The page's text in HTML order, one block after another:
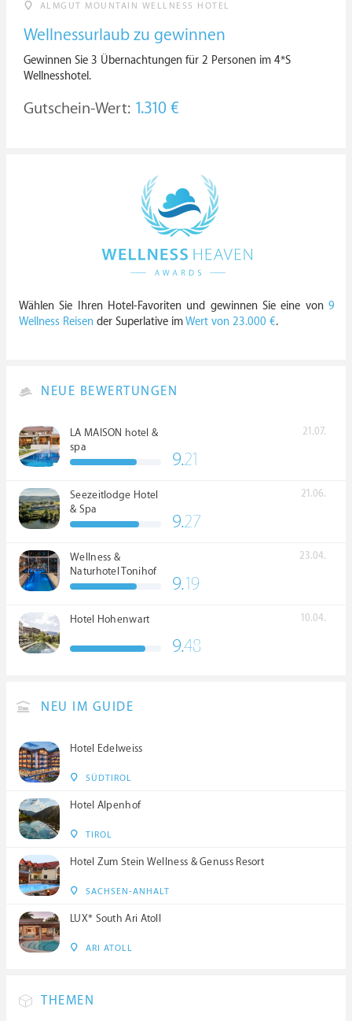
ALMGUT MOUNTAIN WELLNESS HOTEL
Wellnessurlaub zu gewinnen
Gewinnen Sie 3 Übernachtungen für 2 Personen im 4*S
Wellnesshotel.
Gutschein-Wert: 1.310 €
Wählen Sie Ihren Hotel-Favoriten und gewinnen Sie eine von 9
Wellness Reisen der Superlative imWert von 23.000 €.
NEUE BEWERTUNGEN
LA MAISON hotel &
spa
21.07.
9.21
Seezeitlodge Hotel
& Spa
21.06.
9.27
Wellness &
Naturhotel Tonihof
****S
23.04.
9.19
Hotel Hohenwart 10.04.
9.48
NEU IM GUIDE
Hotel Edelweiss
SÜDTIROL
Hotel Alpenhof
TIROL
Hotel Zum Stein Wellness & Genuss Resort
SACHSEN-ANHALT
LUX* South Ari Atoll
ARI ATOLL
THEMEN